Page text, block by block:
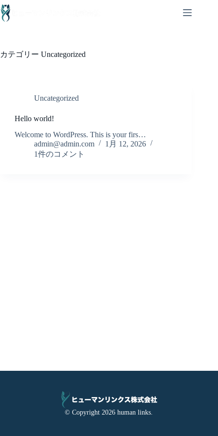
カテゴリー Uncategorized
Uncategorized
Hello world!
Welcome to WordPress. This is your firs…
admin@admin.com
1月 12, 2026
1件のコメント
© Copyright 2026 human links.